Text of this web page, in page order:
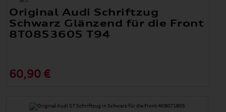
Original Audi Schriftzug
Schwarz Glänzend für die Front
8T0853605 T94
60,90 €